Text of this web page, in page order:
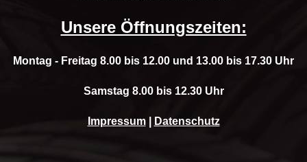
Unsere Öffnungszeiten:
Montag - Freitag 8.00 bis 12.00 und 13.00 bis 17.30 Uhr
Samstag 8.00 bis 12.30 Uhr
Impressum| Datenschutz